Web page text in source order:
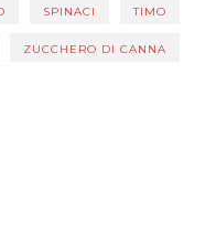
SPINACI TIMO
ZUCCHERO DI CANNA